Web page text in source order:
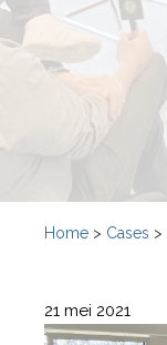
Home > Cases >
21 mei 2021